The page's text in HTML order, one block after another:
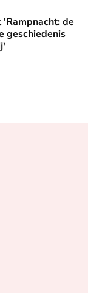
Titanic': 'We
de
geschiedenis